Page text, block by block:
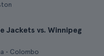
Jackets vs. Winnipeg
• Colombo